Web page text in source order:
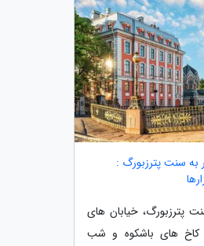
به سنت پترزبورگ :
پترزبورگ، خیابان های
های باشکوه و شب